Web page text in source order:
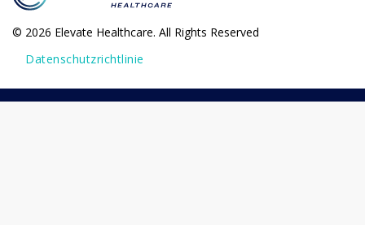
© 2026 Elevate Healthcare. All Rights Reserved
Datenschutzrichtlinie